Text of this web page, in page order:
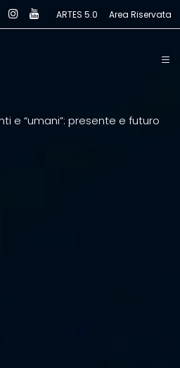
ARTES 5.0 Area Riservata
e “umani”: presente e futuro